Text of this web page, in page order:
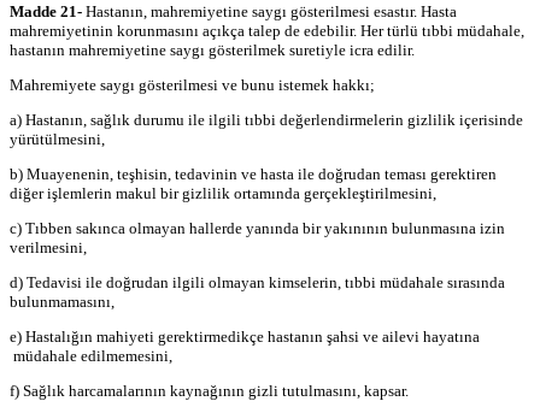
Madde 21- Hastanın, mahremiyetine saygı gösterilmesi esastır. Hasta
mahremiyetinin korunmasını açıkça talep de edebilir. Her türlü tıbbi müdahale,
hastanın mahremiyetine saygı gösterilmek suretiyle icra edilir.
Mahremiyete saygı gösterilmesi ve bunu istemek hakkı;
a) Hastanın, sağlık durumu ile ilgili tıbbi değerlendirmelerin gizlilik içerisinde
yürütülmesini,
b) Muayenenin, teşhisin, tedavinin ve hasta ile doğrudan teması gerektiren
diğer işlemlerin makul bir gizlilik ortamında gerçekleştirilmesini,
c) Tıbben sakınca olmayan hallerde yanında bir yakınının bulunmasına izin
verilmesini,
d) Tedavisi ile doğrudan ilgili olmayan kimselerin, tıbbi müdahale sırasında
bulunmamasını,
e) Hastalığın mahiyeti gerektirmedikçe hastanın şahsi ve ailevi hayatına
müdahale edilmemesini,
f) Sağlık harcamalarının kaynağının gizli tutulmasını, kapsar.